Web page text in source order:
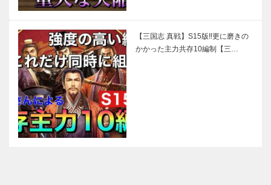
【三国志 真戦】S15版‼更に磨きの
かかった主力共存10編制【三…